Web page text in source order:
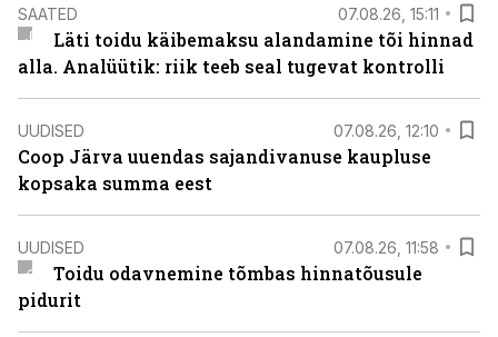
SAATED 07.08.26, 15:11
Läti toidu käibemaksu alandamine tõi hinnad
alla. Analüütik: riik teeb seal tugevat kontrolli
UUDISED 07.08.26, 12:10
Coop Järva uuendas sajandivanuse kaupluse
kopsaka summa eest
UUDISED 07.08.26, 11:58
Toidu odavnemine tõmbas hinnatõusule
pidurit